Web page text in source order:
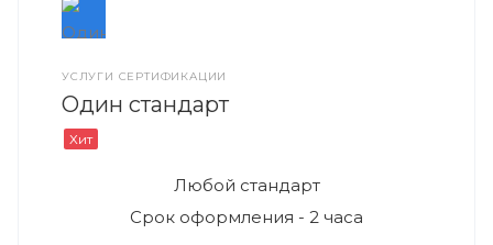
УСЛУГИ СЕРТИФИКАЦИИ
Один стандарт
Хит
Любой стандарт
Срок оформления - 2 часа